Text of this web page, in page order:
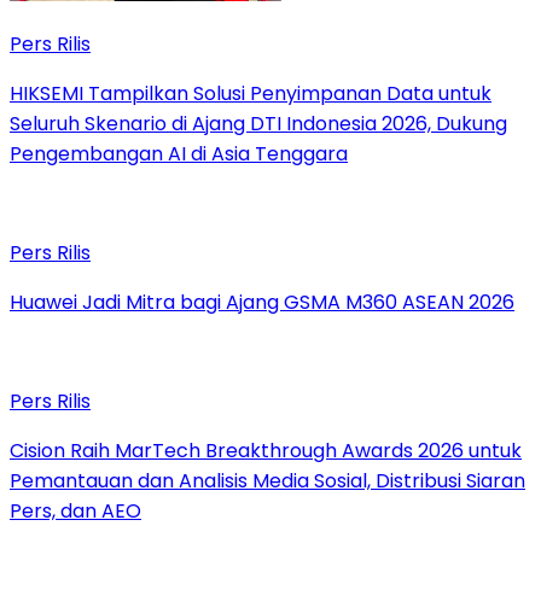
Pers Rilis
HIKSEMI Tampilkan Solusi Penyimpanan Data untuk
Seluruh Skenario di Ajang DTI Indonesia 2026, Dukung
Pengembangan AI di Asia Tenggara
Pers Rilis
Huawei Jadi Mitra bagi Ajang GSMA M360 ASEAN 2026
Pers Rilis
Cision Raih MarTech Breakthrough Awards 2026 untuk
Pemantauan dan Analisis Media Sosial, Distribusi Siaran
Pers, dan AEO